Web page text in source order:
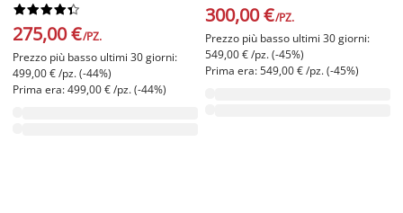






275,00 €/PZ.
Prezzo più basso ultimi 30 giorni:
499,00 € /pz. (-44%)
Prima era: 499,00 € /pz. (-44%)
300,00 €/PZ.
Prezzo più basso ultimi 30 giorni:
549,00 € /pz. (-45%)
Prima era: 549,00 € /pz. (-45%)